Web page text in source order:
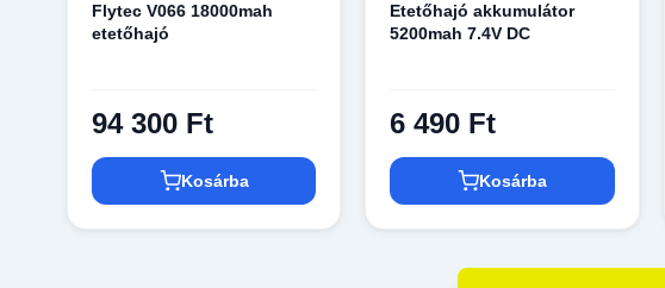
Flytec V066 18000mah
etetőhajó
94 300 Ft
Kosárba
Etetőhajó akkumulátor
5200mah 7.4V DC
6 490 Ft
Kosárba